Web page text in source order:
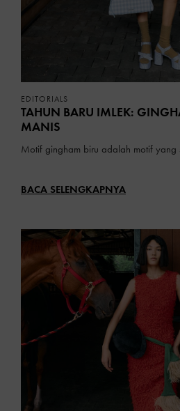
EDITORIALS
TAHUN BARU IMLEK:
MANIS
Motif gingham biru adalah motif yang
BACA SELENGKAPNYA